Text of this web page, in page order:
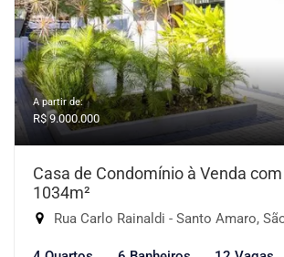
A partir de:
R$ 9.000.000
Casa de Condomínio à Venda
1034m²
Rua Carlo Rainaldi - Santo Amaro,